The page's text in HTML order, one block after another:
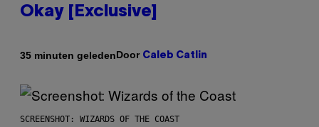
Okay [Exclusive]
35 minuten geledenDoor Caleb Catlin
SCREENSHOT: WIZARDS OF THE COAST